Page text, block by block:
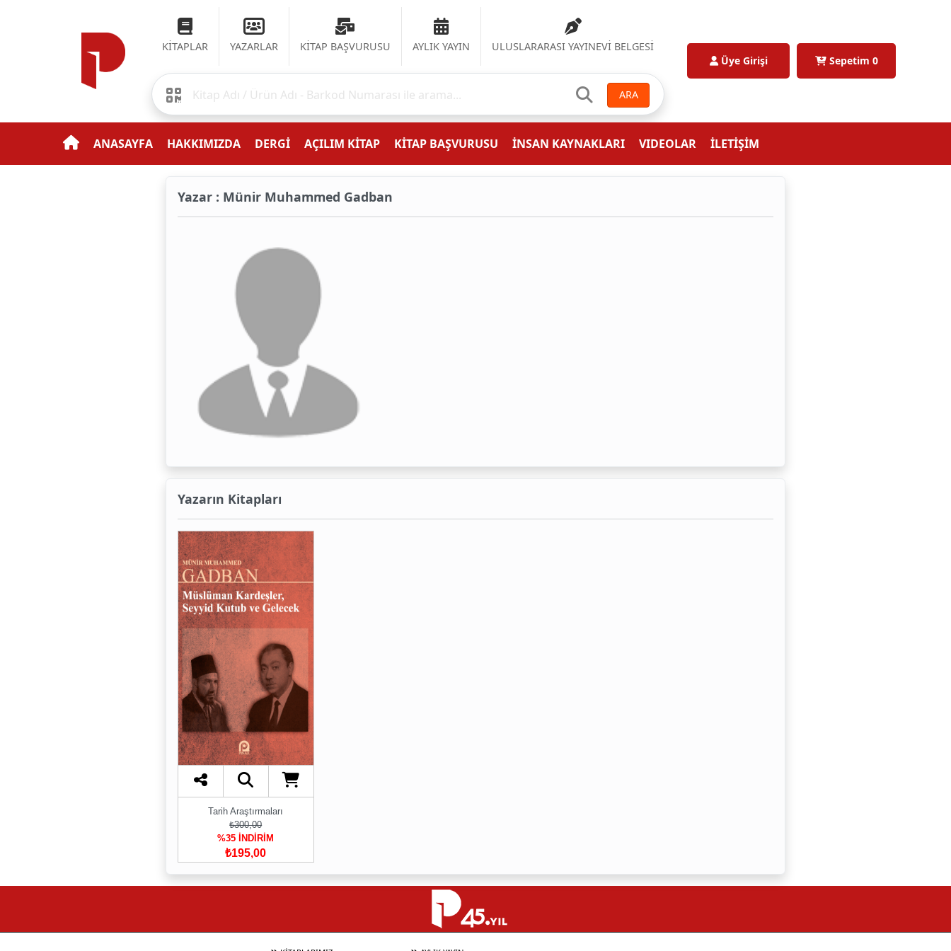
KİTAPLAR YAZARLAR KİTAP BAŞVURUSU AYLIK YAYIN ULUSLARARASI YAYINEVİ BELGESİ
ARA
Üye Girişi Sepetim 0
ANASAYFA HAKKIMIZDA DERGİ AÇILIM KİTAP KİTAP BAŞVURUSU İNSAN KAYNAKLARI VIDEOLAR İLETİŞİM
Yazar : Münir Muhammed Gadban
Yazarın Kitapları
Tarih Araştırmaları
₺300,00
%35 İNDİRİM
₺195,00